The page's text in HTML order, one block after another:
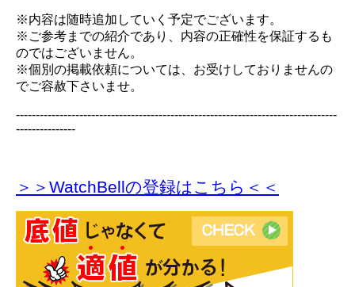
※内容は随時追加していく予定でございます。
※ご参考までの紹介であり、内容の正確性を保証するも
のではございません。
※個別の掲載依頼については、お受けしておりませんの
でご容赦下さいませ。
---------------------------------------------------------------------------------
---------------
＞＞WatchBellの登録はこちら＜＜